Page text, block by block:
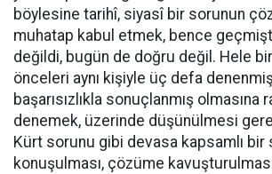
böylesine tarihî, siyasî bir sorunun
muhatap kabul etmek, bence
değildi, bugün de doğru değil. Hele
önceleri aynı kişiyle üç defa
başarısızlıkla sonuçlanmış olmasına
denemek, üzerinde düşünülmesi
Kürt sorunu gibi devasa kapsamlı bir
konuşulması, çözüme